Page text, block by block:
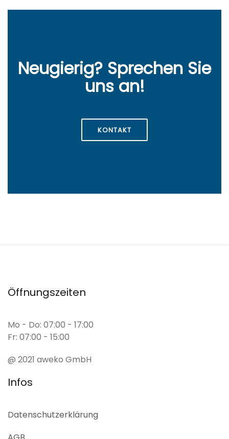
Neugierig? Sprechen Sie
uns an!
KONTAKT
Öffnungszeiten
Mo - Do: 07:00 - 17:00
Fr: 07:00 - 15:00
@ 2021 aweko GmbH
Infos
Datenschutz­erklärung